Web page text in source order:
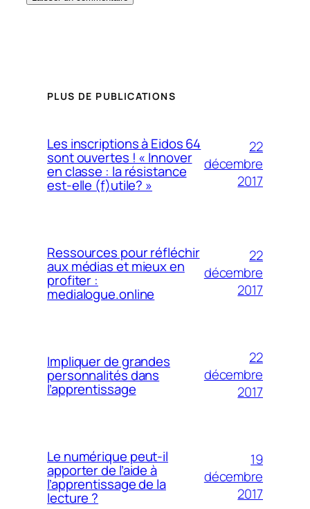
PLUS DE PUBLICATIONS
Les inscriptions à Eidos 64
sont ouvertes ! « Innover
en classe : la résistance
est-elle (f)utile? »
22
décembre
2017
Ressources pour réfléchir
aux médias et mieux en
profiter :
medialogue.online
22
décembre
2017
Impliquer de grandes
personnalités dans
l’apprentissage
22
décembre
2017
Le numérique peut-il
apporter de l’aide à
l’apprentissage de la
lecture ?
19
décembre
2017